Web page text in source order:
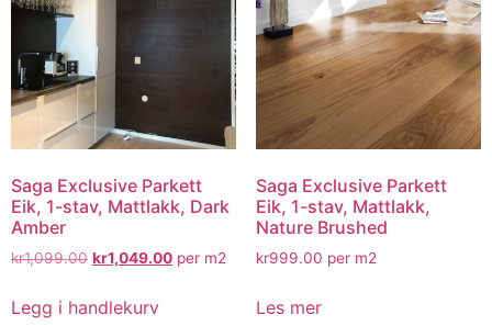
Saga Exclusive Parkett
Eik, 1-stav, Mattlakk, Dark
Amber
kr1,099.00 kr1,049.00 per m2
Legg i handlekurv
Saga Exclusive Parkett
Eik, 1-stav, Mattlakk,
Nature Brushed
kr999.00 per m2
Les mer